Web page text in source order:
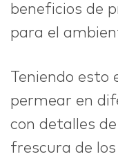
beneficios de
para el
Teniendo
permear en
con detalles
frescura de